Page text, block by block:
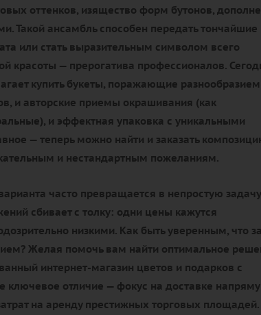
оттенков, изящество форм бутонов,
Такой ансамбль способен передать тончайшие
или стать выразительным символом всего
красоты — прерогатива профессионалов.
купить букеты, поражающие
и авторские приемы окрашивания (как
и эффектная упаковка с уникальными
— теперь можно найти и заказать
и нестандартным пожеланиям.
часто превращается в непростую
сбивает с толку: одни цены кажутся
низкими. Как быть уверенным, что
Желая помочь вам найти оптимальное
интернет-магазин цветов и подарков с
ключевое отличие — фокус на доставке
на аренду престижных торговых площадей.